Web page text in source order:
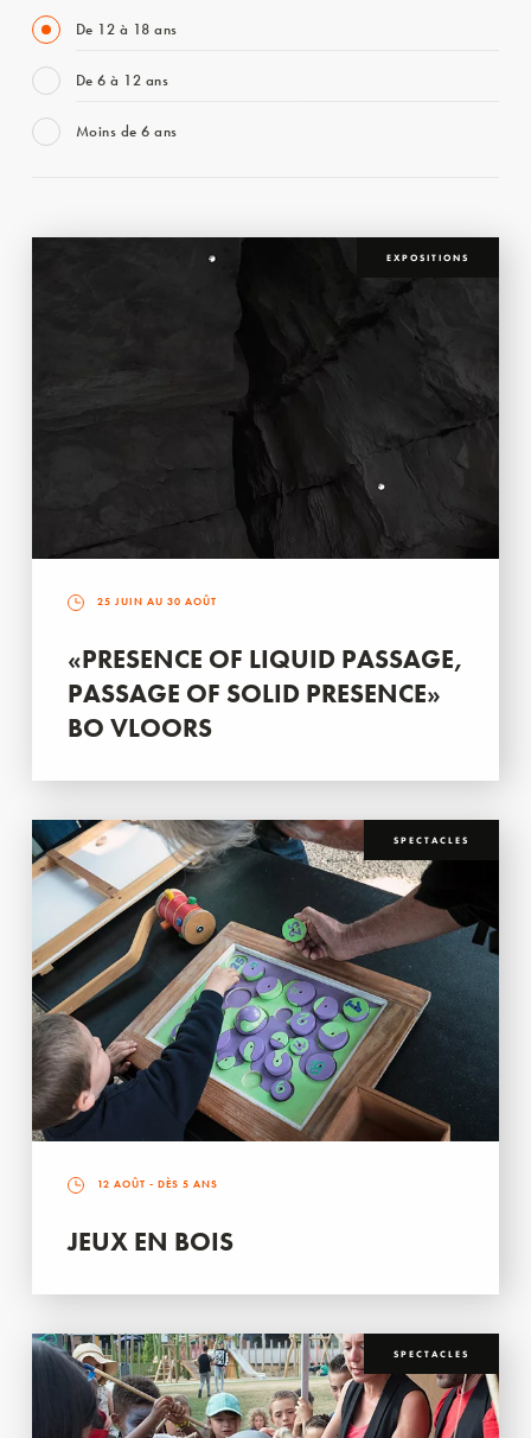
De 12 à 18 ans
De 6 à 12 ans
Moins de 6 ans
EXPOSITIONS
25 JUIN AU 30 AOÛT
«PRESENCE OF LIQUID PASSAGE,
PASSAGE OF SOLID PRESENCE»
BO VLOORS
SPECTACLES
12 AOÛT - DÈS 5 ANS
JEUX EN BOIS
SPECTACLES